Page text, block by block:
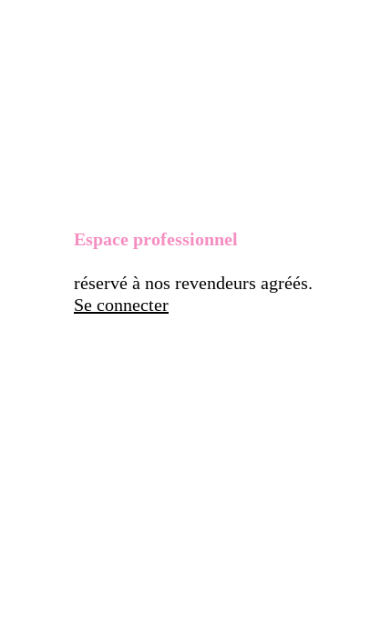
Espace professionnel
réservé à nos revendeurs agréés.
Se connecter